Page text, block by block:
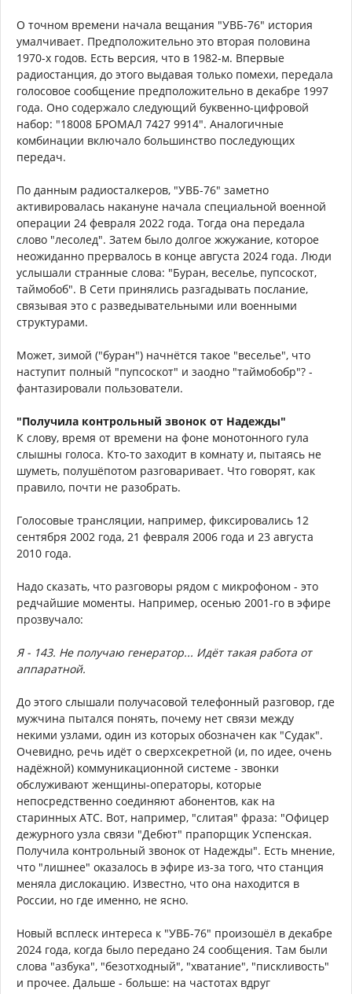
О точном времени начала вещания "УВБ-76" история
умалчивает. Предположительно это вторая половина
1970-х годов. Есть версия, что в 1982-м. Впервые
радиостанция, до этого выдавая только помехи, передала
голосовое сообщение предположительно в декабре 1997
года. Оно содержало следующий буквенно-цифровой
набор: "18008 БРОМАЛ 7427 9914". Аналогичные
комбинации включало большинство последующих
передач.
По данным радиосталкеров, "УВБ-76" заметно
активировалась накануне начала специальной военной
операции 24 февраля 2022 года. Тогда она передала
слово "лесолед". Затем было долгое жжужание, которое
неожиданно прервалось в конце августа 2024 года. Люди
услышали странные слова: "Буран, веселье, пупсоскот,
таймобоб". В Сети принялись разгадывать послание,
связывая это с разведывательными или военными
структурами.
Может, зимой ("буран") начнётся такое "веселье", что
наступит полный "пупсоскот" и заодно "таймобобр"? -
фантазировали пользователи.
"Получила контрольный звонок от Надежды"
К слову, время от времени на фоне монотонного гула
слышны голоса. Кто-то заходит в комнату и, пытаясь не
шуметь, полушёпотом разговаривает. Что говорят, как
правило, почти не разобрать.
Голосовые трансляции, например, фиксировались 12
сентября 2002 года, 21 февраля 2006 года и 23 августа
2010 года.
Надо сказать, что разговоры рядом с микрофоном - это
редчайшие моменты. Например, осенью 2001-го в эфире
прозвучало:
Я - 143. Не получаю генератор... Идёт такая работа от
аппаратной.
До этого слышали получасовой телефонный разговор, где
мужчина пытался понять, почему нет связи между
некими узлами, один из которых обозначен как "Судак".
Очевидно, речь идёт о сверхсекретной (и, по идее, очень
надёжной) коммуникационной системе - звонки
обслуживают женщины-операторы, которые
непосредственно соединяют абонентов, как на
старинных АТС. Вот, например, "слитая" фраза: "Офицер
дежурного узла связи "Дебют" прапорщик Успенская.
Получила контрольный звонок от Надежды". Есть мнение,
что "лишнее" оказалось в эфире из-за того, что станция
меняла дислокацию. Известно, что она находится в
России, но где именно, не ясно.
Новый всплеск интереса к "УВБ-76" произошёл в декабре
2024 года, когда было передано 24 сообщения. Там были
слова "азбука", "безотходный", "хватание", "пискливость"
и прочее. Дальше - больше: на частотах вдруг